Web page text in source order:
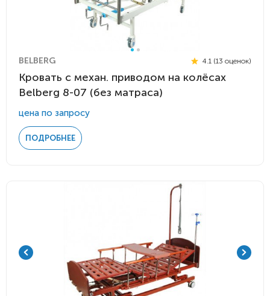
BELBERG 4.1 (13 оценок)
Кровать c механ. приводом на колёсах
Belberg 8-07 (без матраса)
цена по запросу
ПОДРОБНЕЕ